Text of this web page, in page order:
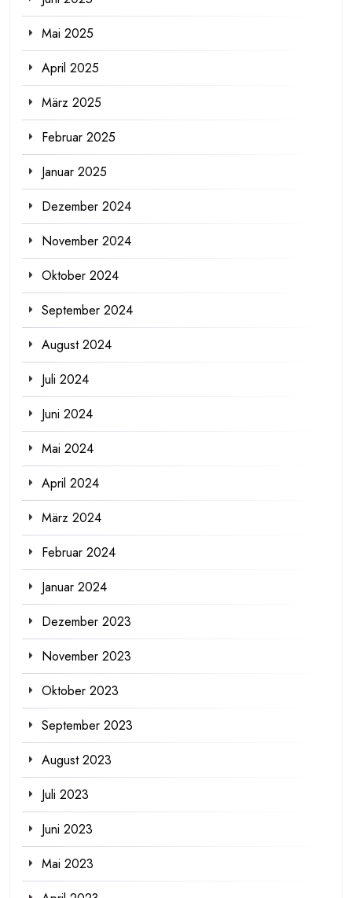
Mai 2025
April 2025
März 2025
Februar 2025
Januar 2025
Dezember 2024
November 2024
Oktober 2024
September 2024
August 2024
Juli 2024
Juni 2024
Mai 2024
April 2024
März 2024
Februar 2024
Januar 2024
Dezember 2023
November 2023
Oktober 2023
September 2023
August 2023
Juli 2023
Juni 2023
Mai 2023